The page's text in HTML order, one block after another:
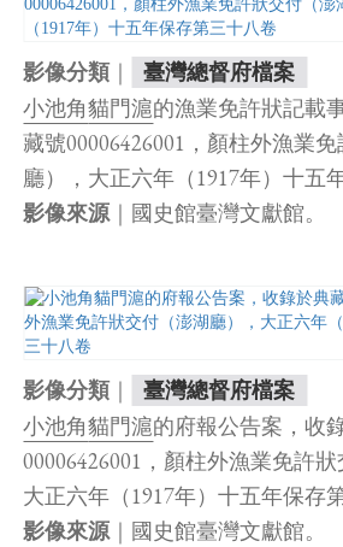
影像分類｜ 臺灣總督府檔案
小池角貓門滬的漁業免許狀記載
藏號00006426001，顏柱外漁業
廳），大正六年（1917年）十五
影像來源｜國史館臺灣文獻館。
影像分類｜ 臺灣總督府檔案
小池角貓門滬的府報公告案，收
00006426001，顏柱外漁業免許
大正六年（1917年）十五年保存
影像來源｜國史館臺灣文獻館。